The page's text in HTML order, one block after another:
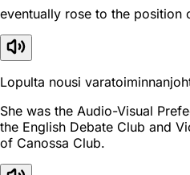
eventually rose to the position
Lopulta nousi
She was the Audio-Visual
the English Debate Club and
of Canossa Club.